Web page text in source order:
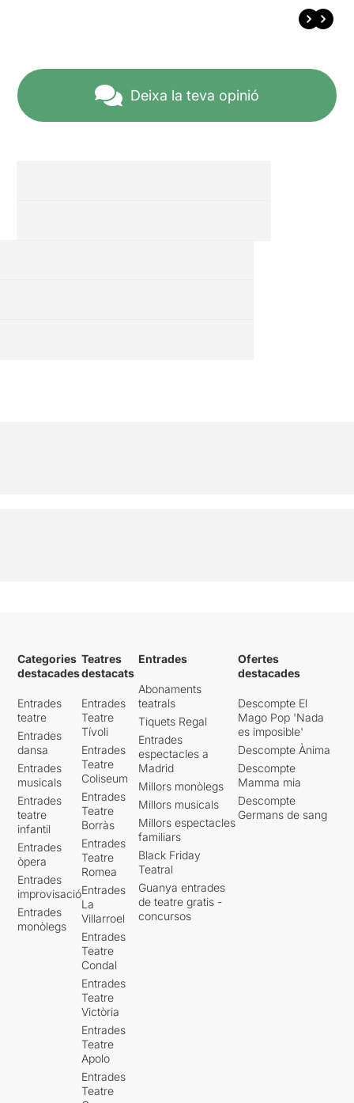
Deixa la teva opinió
Categories
destacades
Entrades
teatre
Entrades
dansa
Entrades
musicals
Entrades
teatre
infantil
Entrades
òpera
Entrades
improvisació
Entrades
monòlegs
Teatres
destacats
Entrades
Teatre
Tívoli
Entrades
Teatre
Coliseum
Entrades
Teatre
Borràs
Entrades
Teatre
Romea
Entrades
La
Villarroel
Entrades
Teatre
Condal
Entrades
Teatre
Victòria
Entrades
Teatre
Apolo
Entrades
Teatre
Entrades
Abonaments
teatrals
Tiquets Regal
Entrades
espectacles a
Madrid
Millors monòlegs
Millors musicals
Millors espectacles
familiars
Black Friday
Teatral
Guanya entrades
de teatre gratis -
concursos
Ofertes
destacades
Descompte El
Mago Pop 'Nada
es imposible'
Descompte Ànima
Descompte
Mamma mia
Descompte
Germans de sang